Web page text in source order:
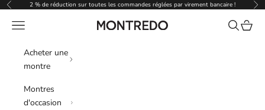
Passer au contenu
Précédent2 % de réduction sur toutes les commandes réglées par virement bancaire !
Montredo
Menu Recherche
Panier
Acheter une
montre
Montres
d'occasion